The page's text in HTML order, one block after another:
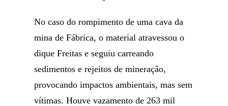
No caso do rompimento de uma cava da
mina de Fábrica, o material atravessou o
dique Freitas e seguiu carreando
sedimentos e rejeitos de mineração,
provocando impactos ambientais, mas sem
vítimas. Houve vazamento de 263 mil